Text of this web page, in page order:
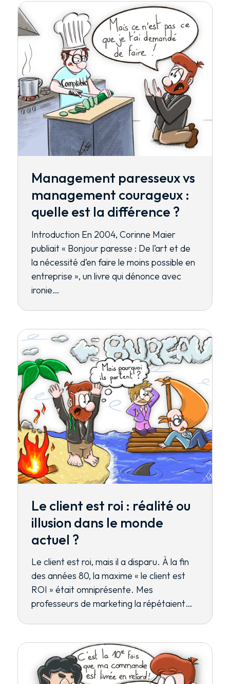
Management paresseux vs
management courageux :
quelle est la différence ?
Introduction En 2004, Corinne Maier
publiait « Bonjour paresse : De l’art et de
la nécessité d’en faire le moins possible en
entreprise », un livre qui dénonce avec
ironie…
Le client est roi : réalité ou
illusion dans le monde
actuel ?
Le client est roi, mais il a disparu. À la fin
des années 80, la maxime « le client est
ROI » était omniprésente. Mes
professeurs de marketing la répétaient…